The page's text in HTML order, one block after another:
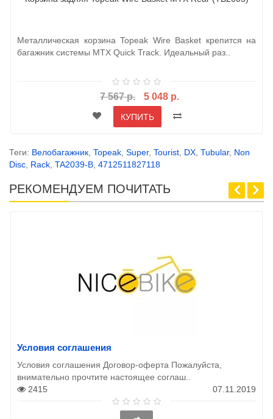
Металлическая корзина Topeak Wire Basket крепится на
багажник системы MTX Quick Track. Идеальный раз..
7 567 р. 5 048 р.
КУПИТЬ
Теги: Велобагажник, Topeak, Super, Tourist, DX, Tubular, Non
Disc, Rack, TA2039-B, 4712511827118
РЕКОМЕНДУЕМ ПОЧИТАТЬ
Условия соглашения
Условия соглашения Договор-оферта Пожалуйста,
внимательно прочтите настоящее соглаш..
2415
07.11.2019